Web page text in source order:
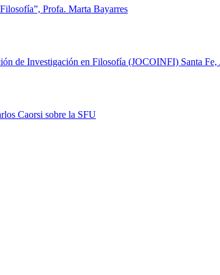
Profa. Marta Bayarres
de Investigación en Filosofía (JOCOINFI) Santa Fe,
Caorsi sobre la SFU